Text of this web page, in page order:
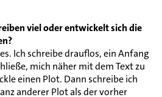
viel oder entwickelt sich die
Ich schreibe drauflos, ein Anfang
mich näher mit dem Text zu
einen Plot. Dann schreibe ich
anderer Plot als der vorher